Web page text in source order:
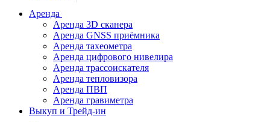
Нивелиры
Теодолиты
Трассоискатели
Неразрушающий
контроль
Аксессуары
Аренда
Аренда 3D сканера
Аренда GNSS приёмника
Аренда тахеометра
Аренда цифрового нивелира
Аренда трассоискателя
Аренда тепловизора
Аренда ПВП
Аренда гравиметра
Выкуп и Трейд-ин